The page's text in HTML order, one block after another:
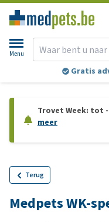
Menu
Gratis
Trovet Week: tot
meer
Terug
Medpets WK-